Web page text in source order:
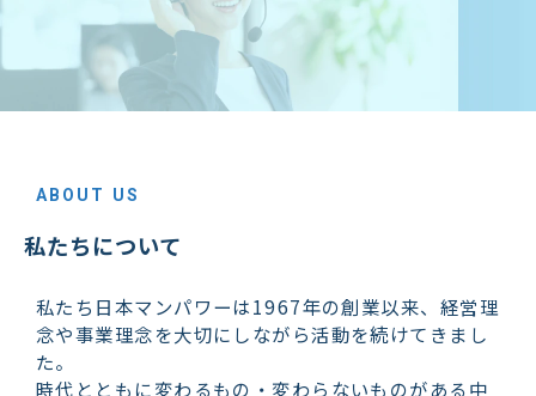
ABOUT US
私たちについて
私たち日本マンパワーは1967年の創業以来、経営理
念や事業理念を大切にしながら活動を続けてきまし
た。
時代とともに変わるもの・変わらないものがある中